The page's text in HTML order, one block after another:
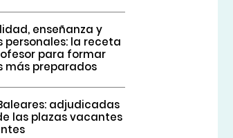
enseñanza y
personales: la receta
para formar
más preparados
adjudicadas
las plazas vacantes